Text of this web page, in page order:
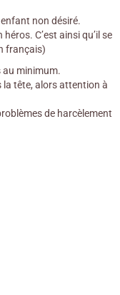
non désiré.
C’est ainsi qu’il se
français)
au minimum.
la tête, alors attention à
de harcèlement